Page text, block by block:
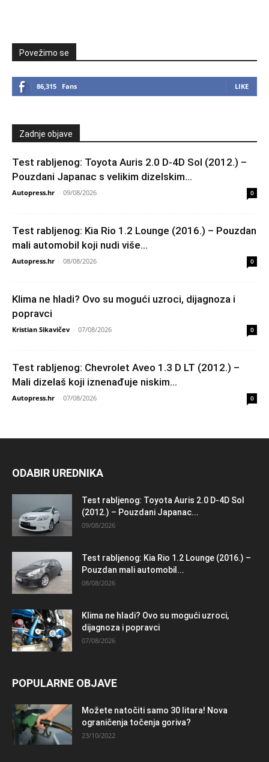
Povežimo se
86,315 Fans LIKE
Zadnje objave
Test rabljenog: Toyota Auris 2.0 D-4D Sol (2012.) –
Pouzdani Japanac s velikim dizelskim...
Autopress.hr - 09/08/2026 0
Test rabljenog: Kia Rio 1.2 Lounge (2016.) – Pouzdan
mali automobil koji nudi više...
Autopress.hr - 08/08/2026 0
Klima ne hladi? Ovo su mogući uzroci, dijagnoza i
popravci
Kristian Sikavičev - 07/08/2026 0
Test rabljenog: Chevrolet Aveo 1.3 D LT (2012.) –
Mali dizelaš koji iznenađuje niskim...
Autopress.hr - 07/08/2026 0
ODABIR UREDNIKA
Test rabljenog: Toyota Auris 2.0 D-4D Sol
(2012.) – Pouzdani Japanac...
09/08/2026
Test rabljenog: Kia Rio 1.2 Lounge (2016.) –
Pouzdan mali automobil...
08/08/2026
Klima ne hladi? Ovo su mogući uzroci,
dijagnoza i popravci
07/08/2026
POPULARNE OBJAVE
Možete natočiti samo 30 litara! Nova
ograničenja točenja goriva?
23/10/2022